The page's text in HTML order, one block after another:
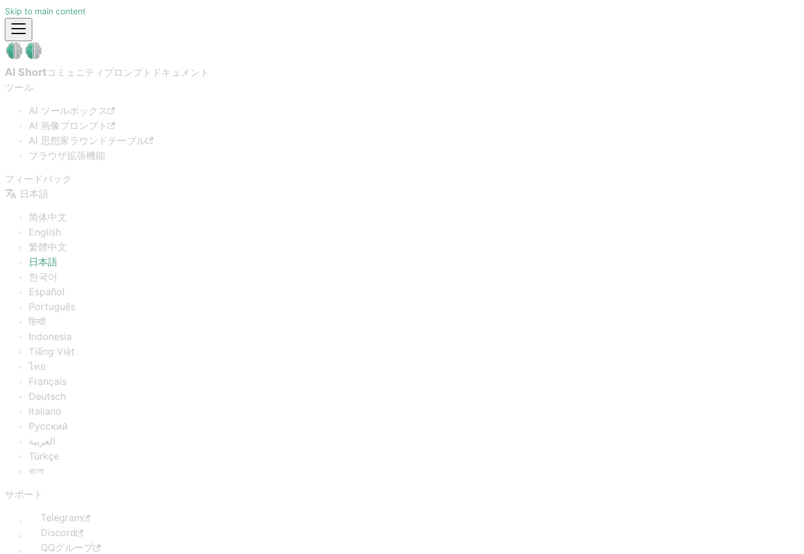
Skip to main content
AI Short コミュニティプロンプト ドキュメント
ツール
AI ツールボックス
AI 画像プロンプト
AI 思想家ラウンドテーブル
ブラウザ拡張機能
フィードバック
日本語
简体中文
English
繁體中文
日本語
한국어
Español
Português
हिन्दी
Indonesia
Tiếng Việt
ไทย
Français
Deutsch
Italiano
Русский
العربية
Türkçe
বাংলা
サポート
Telegram
Discord
QQグループ